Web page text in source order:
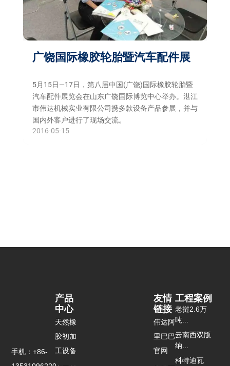
广饶国际橡胶轮胎暨汽车配件展
5月15日—17日，第八届中国(广饶)国际橡胶轮胎暨
汽车配件展览会在山东广饶国际博览中心举办。湛江
市伟达机械实业有限公司携多款设备产品参展，并与
国内外客户进行了现场交流。
2016-05-15
友情
链接
伟达阿
里巴巴
官网
产品
中心
天然橡
胶初加
工设备
工程案例
老挝2.6万
吨...
云南西双版
纳...
科特迪瓦
手机：+86-